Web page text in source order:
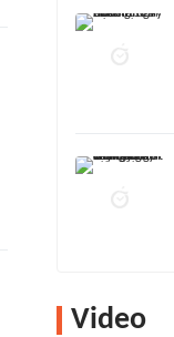
Video